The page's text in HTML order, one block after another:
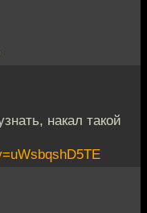
накал такой